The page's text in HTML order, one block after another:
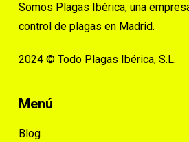
Somos Plagas Ibérica, una
control de plagas en Madrid.
2024 © Todo Plagas Ibérica, S.L.
Menú
Blog